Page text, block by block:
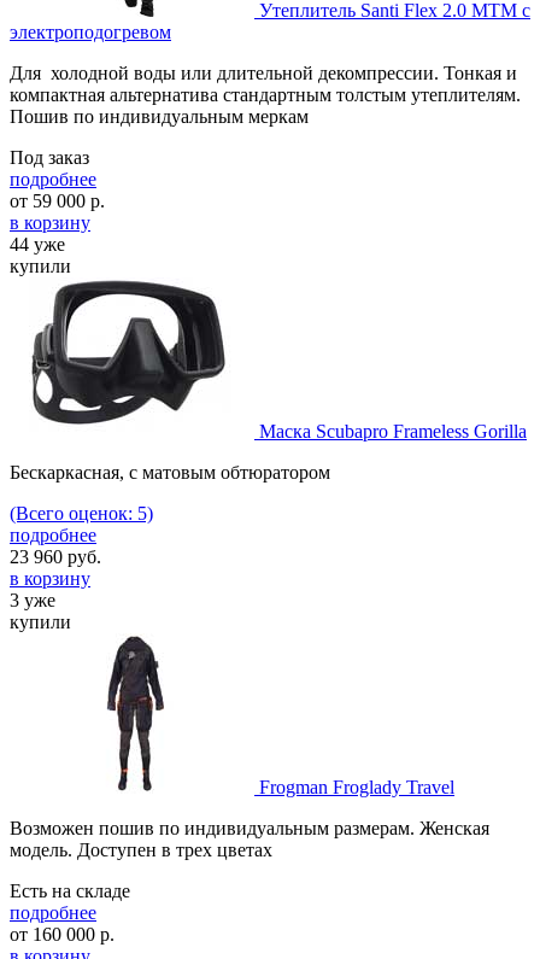
Утеплитель Santi Flex 2.0 MTM с
электроподогревом
Для холодной воды или длительной декомпрессии. Тонкая и
компактная альтернатива стандартным толстым утеплителям.
Пошив по индивидуальным меркам
Под заказ
подробнее
от 59 000 р.
в корзину
44 уже
купили
Маска Scubapro Frameless Gorilla
Бескаркасная, с матовым обтюратором
(Всего оценок: 5)
подробнее
23 960 руб.
в корзину
3 уже
купили
Frogman Froglady Travel
Возможен пошив по индивидуальным размерам. Женская
модель. Доступен в трех цветах
Есть на складе
подробнее
от 160 000 р.